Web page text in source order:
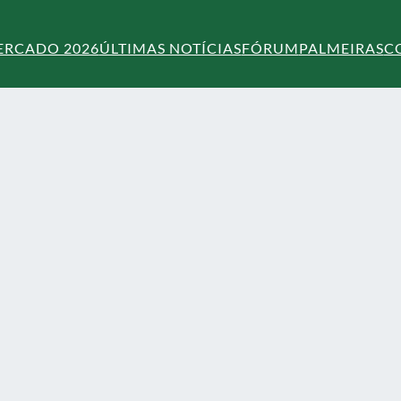
2026ÚLTIMAS NOTÍCIASFÓRUMPALMEIRAS